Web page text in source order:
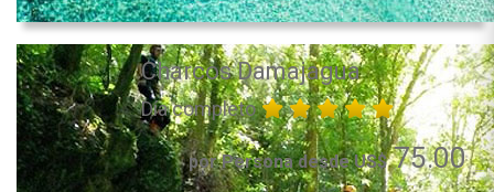
Charcos Damajagua
Día completo
por Persona desde US$75.00